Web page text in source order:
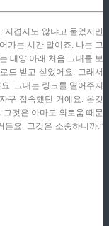
지겹지도 않냐고 물었지만
가는 시간 말이죠. 나는 그
태양 아래 처음 그대를 보
드 받고 싶었어요. 그래서
. 그대는 링크를 열어주지
꾸 접속했던 거예요. 온갖
것은 아마도 외로움 때문
든요. 그것은 소중하니까.”